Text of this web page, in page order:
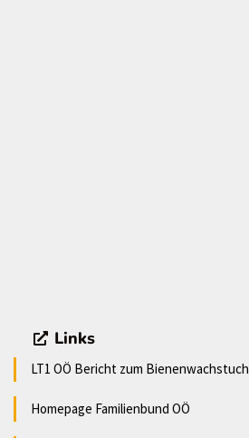
Links
LT1 OÖ Bericht zum Bienenwachstuch
Homepage Familienbund OÖ